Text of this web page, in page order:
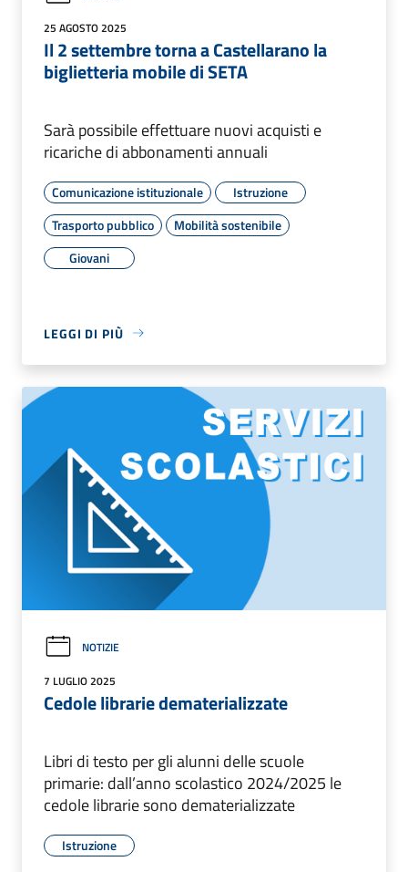
25 AGOSTO 2025
Il 2 settembre torna a Castellarano la
biglietteria mobile di SETA
Sarà possibile effettuare nuovi acquisti e
ricariche di abbonamenti annuali
Comunicazione istituzionale
Istruzione
Trasporto pubblico
Mobilità sostenibile
Giovani
LEGGI DI PIÙ
NOTIZIE
7 LUGLIO 2025
Cedole librarie dematerializzate
Libri di testo per gli alunni delle scuole
primarie: dall’anno scolastico 2024/2025 le
cedole librarie sono dematerializzate
Istruzione